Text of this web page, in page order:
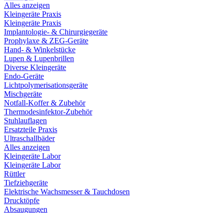
Alles anzeigen
Kleingeräte Praxis
Kleingeräte Praxis
Implantologie- & Chirurgiegeräte
Prophylaxe & ZEG-Geräte
Hand- & Winkelstücke
Lupen & Lupenbrillen
Diverse Kleingeräte
Endo-Geräte
Lichtpolymerisationsgeräte
Mischgeräte
Notfall-Koffer & Zubehör
Thermodesinfektor-Zubehör
Stuhlauflagen
Ersatzteile Praxis
Ultraschallbäder
Alles anzeigen
Kleingeräte Labor
Kleingeräte Labor
Rüttler
Tiefziehgeräte
Elektrische Wachsmesser & Tauchdosen
Drucktöpfe
Absaugungen